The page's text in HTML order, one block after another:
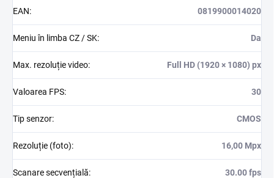
EAN: 0819900014020
Meniu în limba CZ / SK: Da
Max. rezoluție video: Full HD (1920 × 1080) px
Valoarea FPS: 30
Tip senzor: CMOS
Rezoluție (foto): 16,00 Mpx
Scanare secvențială: 30.00 fps